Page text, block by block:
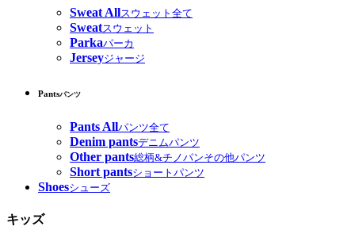
Sweat Allスウェット全て
Sweatスウェット
Parkaパーカ
Jerseyジャージ
Pantsパンツ
Pants Allパンツ全て
Denim pantsデニムパンツ
Other pants総柄&チノパンその他パンツ
Short pantsショートパンツ
Shoesシューズ
キッズ